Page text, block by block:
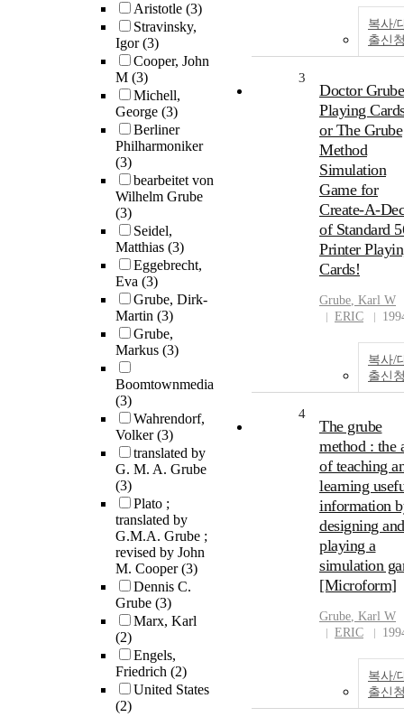
Aristotle (3)
Stravinsky,
Igor(3)
Cooper, John
M (3)
Michell,
George (3)
Berliner
Philharmoniker
(3)
bearbeitet von
Wilhelm Grube
(3)
Seidel,
Matthias (3)
Eggebrecht,
Eva (3)
Grube, Dirk-
Martin (3)
Grube,
Markus (3)
Boomtownmedia
(3)
Wahrendorf,
Volker(3)
translated by
G. M. A. Grube
(3)
Plato ;
translated by
G.M.A. Grube ;
revised by John
M. Cooper(3)
Dennis C.
Grube (3)
Marx, Karl
(2)
Engels,
Friedrich (2)
United States
(2)
복사/
출신
3
Doctor
Playing
or The Grube
Method
Simulation
Game for
Create-A-
of Standard
Printer
Cards!
Grube, Karl W
ERIC
복사/
출신
4
The grube
method : the
of teaching
learning
information
designing and
playing a
simulation
[Microform]
Grube, Karl W
ERIC
복사/
출신